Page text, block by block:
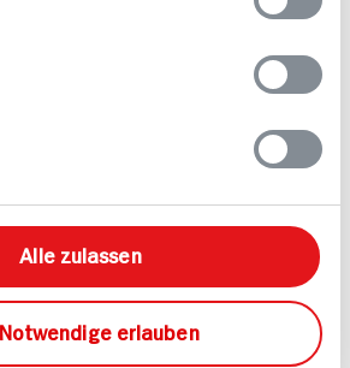
Alle zulassen
erlauben